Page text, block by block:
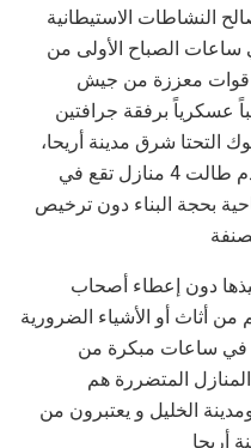
النشاطات الاستيطانية
ساعات الصباح الأولى من
أقدمت قوات معززة من جيش
الإسرائيلي ما يقارب 20 جيباً عسكرياً برفقة جرافتين
التحتا شرق مدينة أريحا،
حيث نفذت قوات الاحتلال عملية هدم طالت 4 منازل تقع في
السطيح&#39; بالضاحية بحجة البناء دون ترخيص
دون إعطاء أصحاب
من أثاث أو الأشياء الضرورية
في ساعات مبكرة من
المتضررة هم
الخليل و يعتبرون من